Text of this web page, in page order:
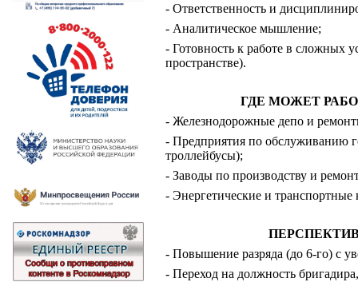
- Ответственность и
- Аналитическое мышление;
- Готовность к работе в сложных
пространстве).
ГДЕ МОЖЕТ
- Железнодорожные депо и
- Предприятия по обслуживанию
троллейбусы);
- Заводы по производству и
- Энергетические и
- Повышение разряда (до 6-го) с
- Переход на должность